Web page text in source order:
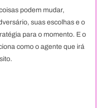
podem mudar,
suas escolhas e o
para o momento. E o
como o agente que irá